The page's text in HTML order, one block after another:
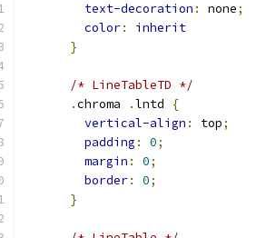
text-decoration : none;
color:
inherit
}
/* LineTableTD */
.chroma .lntd
{
vertical-align : top;
padding : 0;
margin : 0;
border: 0;
}